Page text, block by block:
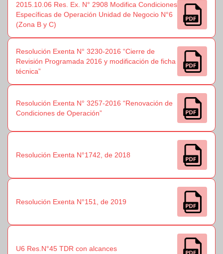
2015.10.06 Res. Ex. N° 2908 Modifica Condiciones
Específicas de Operación Unidad de Negocio N°6
(Zona B y C)
Resolución Exenta N° 3230-2016 “Cierre de
Revisión Programada 2016 y modificación de ficha
técnica”
Resolución Exenta N° 3257-2016 “Renovación de
Condiciones de Operación”
Resolución Exenta N°1742, de 2018
Resolución Exenta N°151, de 2019
U6 Res.N°45 TDR con alcances